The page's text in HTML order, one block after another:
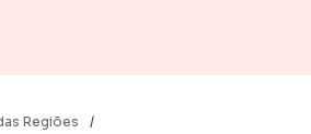
Regiões
/